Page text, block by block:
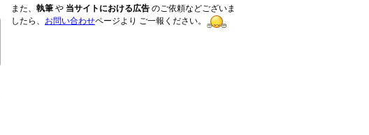
また、 執筆 や 当サイトにおける広告 のご依頼などございま
したら、 お問い合わせページより ご一報ください。